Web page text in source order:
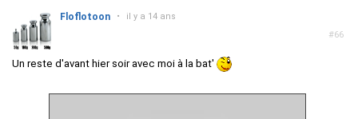
#66
Floflotoon • il y a 14 ans
Un reste d'avant hier soir avec moi à la bat'